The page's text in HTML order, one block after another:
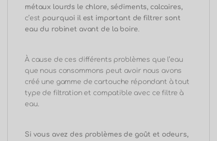
métaux lourds le chlore, sédiments, calcaires,
c’est pourquoi il est important de filtrer sont
eau du robinet avant de la boire.
À cause de ces différents problèmes que l’eau
que nous consommons peut avoir nous avons
créé une gamme de cartouche répondant à tout
type de filtration et compatible avec ce filtre à
eau.
Si vous avez des problèmes de goût et odeurs,